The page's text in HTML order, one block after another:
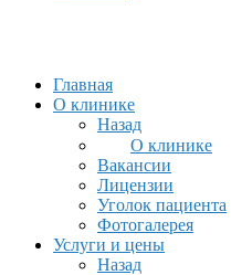
Главная
О клинике
Назад
О клинике
Вакансии
Лицензии
Уголок пациента
Фотогалерея
Услуги и цены
Назад